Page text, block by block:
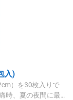
入)
）を30枚入りで
時、夏の夜間に最